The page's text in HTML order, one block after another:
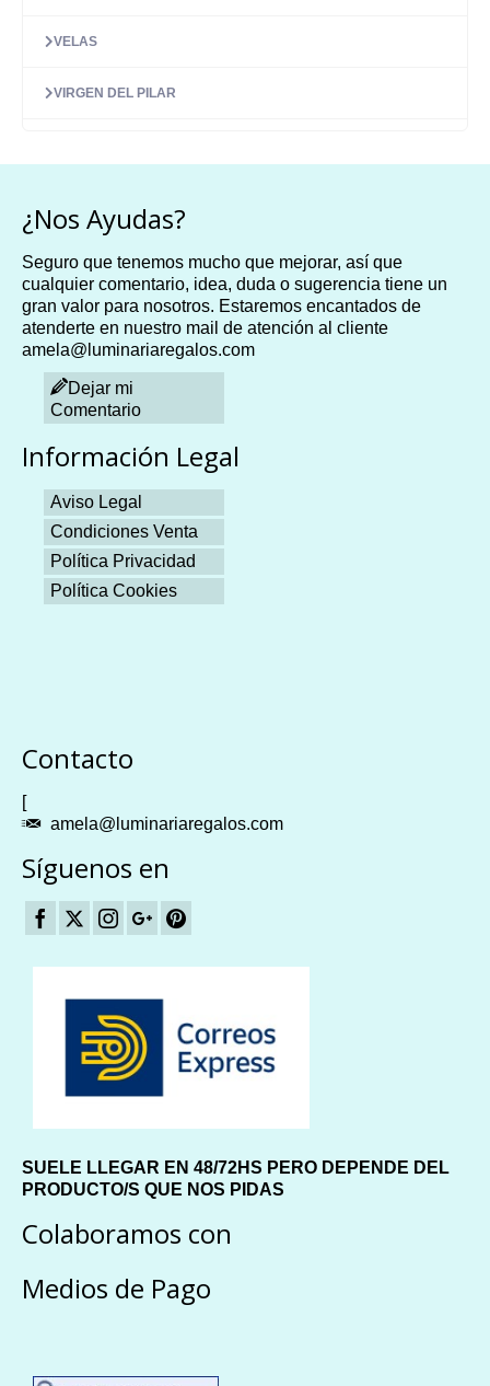
VELAS
VIRGEN DEL PILAR
¿Nos Ayudas?
Seguro que tenemos mucho que mejorar, así que
cualquier comentario, idea, duda o sugerencia tiene un
gran valor para nosotros. Estaremos encantados de
atenderte en nuestro mail de atención al cliente
amela@luminariaregalos.com
Dejar mi
Comentario
Información Legal
Aviso Legal
Condiciones Venta
Política Privacidad
Política Cookies
Contacto
[
amela@luminariaregalos.com
Síguenos en
SUELE LLEGAR EN 48/72HS PERO DEPENDE DEL
PRODUCTO/S QUE NOS PIDAS
Colaboramos con
Medios de Pago